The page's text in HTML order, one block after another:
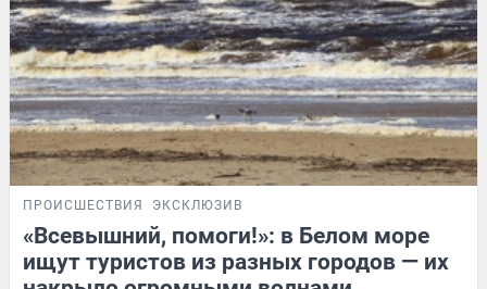
ПРОИСШЕСТВИЯ ЭКСКЛЮЗИВ
«Всевышний, помоги!»: в Белом море
ищут туристов из разных городов — их